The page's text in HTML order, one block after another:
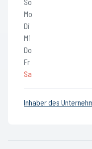
Mo
Di
Mi
Do
Fr
Sa
Inhaber des